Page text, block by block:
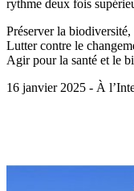
rythme deux fois
Préserver la
Lutter contre le
Agir pour la santé et le
16 janvier 2025 - À